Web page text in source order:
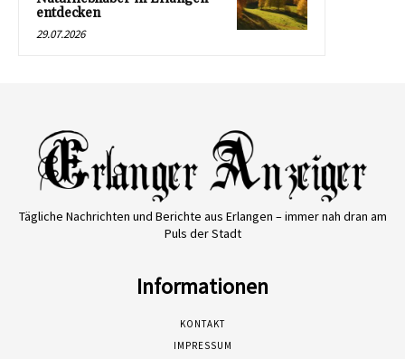
entdecken
29.07.2026
Tägliche Nachrichten und Berichte aus Erlangen – immer nah dran am
Puls der Stadt
Informationen
KONTAKT
IMPRESSUM